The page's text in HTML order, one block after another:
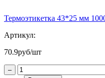
Термоэтикетка 43*25 мм
Артикул:
70.9руб/шт
–